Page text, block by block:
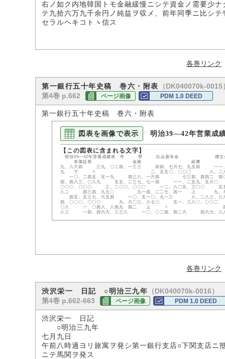
右ノ如ク内地韓国トモ金融緩慢ニシテ資金ノ需要少
テ九拾六万九千余円ノ純益ヲ収メ、前年同季ニ比シ
セラルヘキコトヽ信ス
各巻リンク
第一銀行五十年史稿 巻六・附表
（DK040070k-0015
第4巻 p.662
ページ画像 PDM 1.0 DEED
第一銀行五十年史稿 巻六・附表
図表を画像で表示 明治39―42年営業成
明治39―42年営業成績表 年 季
有価証券 金銀 経費 純益金 三九 上
九、八六四 三九、〇二四、一三三 四四、七六七、九五四
九 下 〃 二、五五〇、〇〇〇 八、二八九、二七八
一〇、二四五、五一九 四三八、一六四 七三四、四四二
四、四八三、〇八九 五五、二三七、七一四 一一、二五九
〇〇〇、〇〇〇 三、二〇〇、〇〇〇 一二、八〇五、三〇〇 五
八二 四三四、九九〇 九一四、二二七 四一 上 九、九八
四五、五三七、六五四 一〇、五一〇、九一三 八、二八
四、〇〇〇、〇〇〇 九、六〇三、八七〇 五一、三八〇、〇〇
〇八 一、〇四八、八四九 四二 上 〃 四、五〇〇、〇
八三 一四、四六六、三三八 一〇、〇二四、四二六 四六六
各巻リンク
渋沢栄一 日記 ○明治三九年 （DK040070k-0016）
第4巻 p.662-663
ページ画像 PDM 1.0 DEED
渋沢栄一 日記
○明治三九年
七月九日
午前八時過ヨリ旅寓ヲ発シ第一銀行支店○下関支店ニ
ニテ馬関ヲ発ス